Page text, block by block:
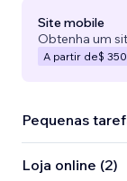
Site mobile
Obtenha um
A partir de$ 350
Pequenas
Loja online (2)